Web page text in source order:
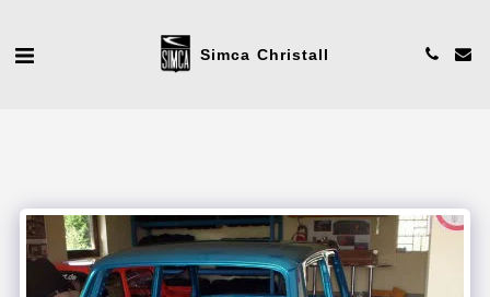
Simca Christall